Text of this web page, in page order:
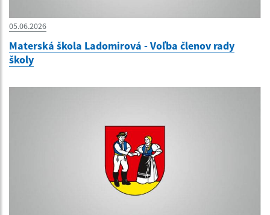
05.06.2026
Materská škola Ladomirová - Voľba členov rady
školy